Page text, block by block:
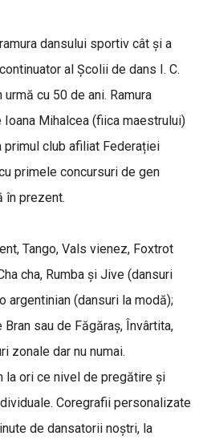
dansului sportiv cât și a
al Școlii de dans I. C.
cu 50 de ani. Ramura
Mihalcea (fiica maestrului)
club afiliat Federației
primele concursuri de gen
în prezent.
Tango, Vals vienez, Foxtrot
cha, Rumba și Jive (dansuri
argentinian (dansuri la modă);
Bran sau de Făgăraș, Învârtita,
zonale dar nu numai.
la ori ce nivel de pregătire și
Coregrafii personalizate
de dansatorii noștri, la